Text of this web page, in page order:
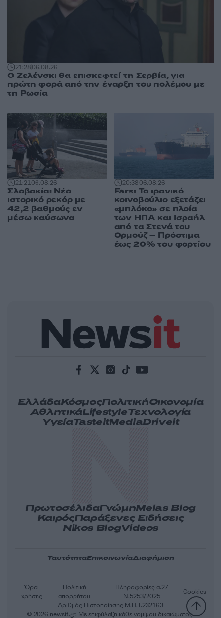
21:2806.08.26
Ο Ζελένσκι θα επισκεφτεί τη Σερβία, για
πρώτη φορά από την έναρξη του πολέμου με
τη Ρωσία
21:2106.08.26
Σλοβακία: Νέο
ιστορικό ρεκόρ με
42,2 βαθμούς εν
μέσω καύσωνα
20:3806.08.26
Fars: Το ιρανικό
κοινοβούλιο εξετάζει
«μπλόκο» σε πλοία
των ΗΠΑ και Ισραήλ
από τα Στενά του
Ορμούζ – Πρόστιμα
έως 20% του φορτίου
ΕλλάδαΚόσμοςΠολιτικήΟικονομία
ΑθλητικάLifestyleΤεχνολογία
ΥγείαTasteitMediaDriveit
ΠρωτοσέλιδαΓνώμηMelas Blog
ΚαιρόςΠαράξενες Ειδήσεις
Nikos BlogVideos
ΤαυτότηταΕπικοινωνίαΔιαφήμιση
Αριθμός Πιστοποίησης Μ.Η.Τ.232163
Όροι
χρήσης
Πολιτική
απορρήτου
Πληροφορίες α.27
Ν.5253/2025
Cookies
© 2026 newsit.gr. Με επιφύλαξη κάθε νομίμου δικαιώματος.